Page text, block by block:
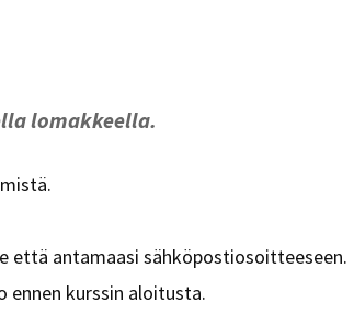
lomakkeella.
että antamaasi sähköpostiosoitteeseen.
ennen kurssin aloitusta.